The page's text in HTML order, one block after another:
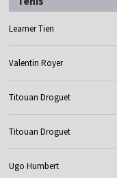
Learner Tien
Valentin Royer
Titouan Droguet
Titouan Droguet
Ugo Humbert